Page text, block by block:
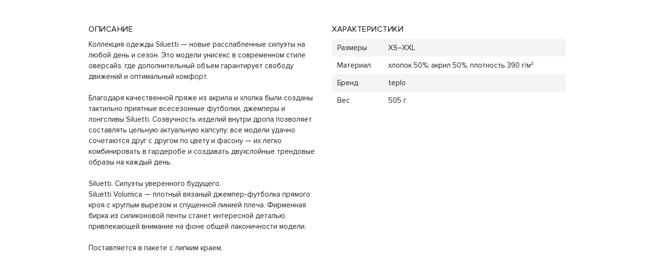
ОПИСАНИЕ
Коллекция одежды Siluetti — новые расслабленные силуэты на
любой день и сезон. Это модели унисекс в современном стиле
оверсайз, где дополнительный объем гарантирует свободу
движений и оптимальный комфорт.
Благодаря качественной пряже из акрила и хлопка были созданы
тактильно приятные всесезонные футболки, джемперы и
лонгсливы Siluetti. Созвучность изделий внутри дропа позволяет
составлять цельную актуальную капсулу: все модели удачно
сочетаются друг с другом по цвету и фасону — их легко
комбинировать в гардеробе и создавать двухслойные трендовые
образы на каждый день.
Siluetti. Силуэты уверенного будущего.
Siluetti Volumica — плотный вязаный джемпер-футболка прямого
кроя с круглым вырезом и спущенной линией плеча. Фирменная
бирка из силиконовой ленты станет интересной деталью,
привлекающей внимание на фоне общей лаконичности модели.
Поставляется в пакете с липким краем.
ХАРАКТЕРИСТИКИ
Размеры
XS–XXL
Материал
хлопок 50%; акрил 50%, плотность 390 г/м²
Бренд
teplo
Вес
505 г.